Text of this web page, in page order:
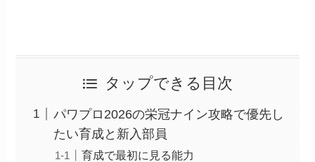
タップできる目次
パワプロ2026の栄冠ナイン攻略で優先し
たい育成と新入部員
育成で最初に見る能力